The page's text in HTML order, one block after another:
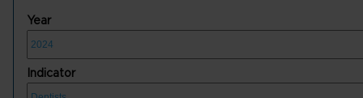
Year
Indicator